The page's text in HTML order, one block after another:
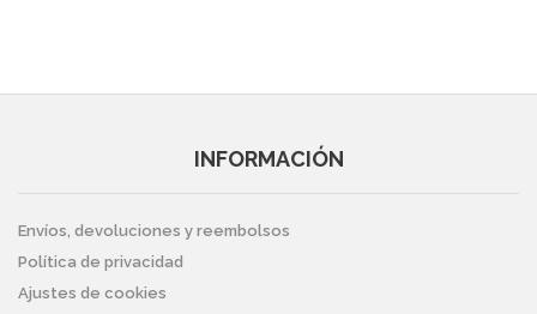
INFORMACIÓN
Envíos, devoluciones y reembolsos
Política de privacidad
Ajustes de cookies